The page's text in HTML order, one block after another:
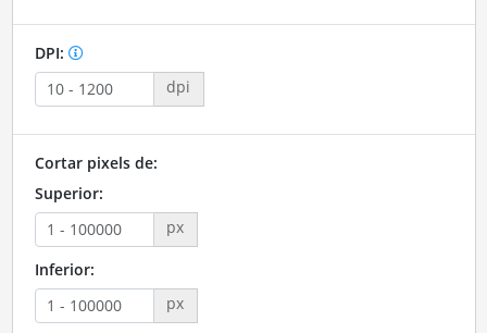
DPI:
dpi
Cortar pixels de:
Superior:
px
Inferior:
px